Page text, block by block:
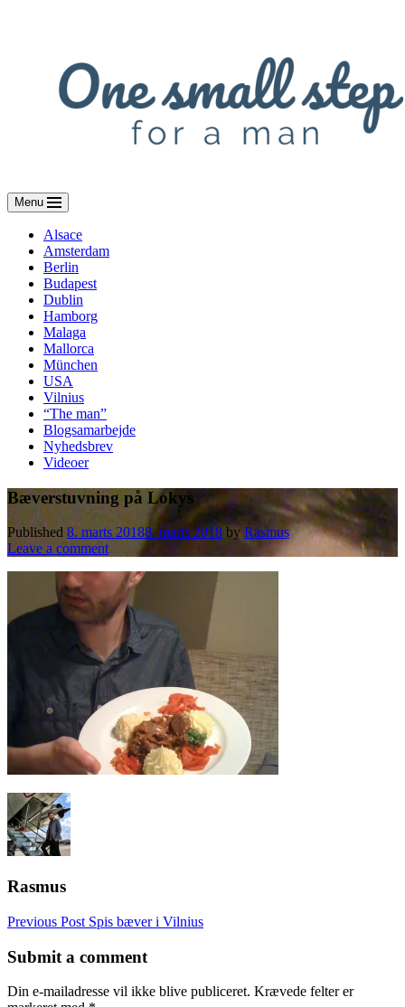
Menu
Alsace
Amsterdam
Berlin
Budapest
Dublin
Hamborg
Malaga
Mallorca
München
USA
Vilnius
“The man”
Blogsamarbejde
Nyhedsbrev
Videoer
Bæverstuvning på Lokys
Published 8. marts 20188. marts 2018 by Rasmus
Leave a comment
Rasmus
Post
navigation
Previous Post Spis bæver i Vilnius
Submit a comment
Din e-mailadresse vil ikke blive publiceret. Krævede felter er